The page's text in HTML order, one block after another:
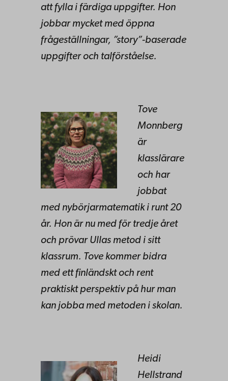
att fylla i färdiga uppgifter. Hon
jobbar mycket med öppna
frågeställningar, ”story”-baserade
uppgifter och talförståelse.
Tove
Monnberg
är
klasslärare
och har
jobbat
med nybörjarmatematik i runt 20
år. Hon är nu med för tredje året
och prövar Ullas metod i sitt
klassrum. Tove kommer bidra
med ett finländskt och rent
praktiskt perspektiv på hur man
kan jobba med metoden i skolan.
Heidi
Hellstrand